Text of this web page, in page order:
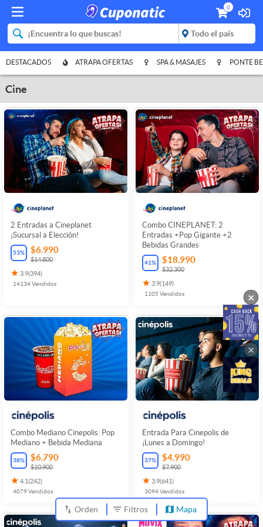
0
DESTACADOS ATRAPA OFERTAS SPA & MASAJES PONTE
Cine
2 Entradas a Cineplanet
¡Sucursal a Elección!
53% $6.990
$14.800
3.9(394)
14134Vendidos
Combo CINEPLANET: 2
Entradas +Pop Gigante +2
Bebidas Grandes
41% $18.990
$32.300
3.9(149)
1105 Vendidos
Combo Mediano Cinepolis: Pop
Mediano + Bebida Mediana
38% $6.790
$10.900
4.1(242)
4079Vendidos
Entrada Para Cinepolis de
¡Lunes a Domingo!
37% $4.990
$7.900
3.9(641)
3094Vendidos
Orden Filtros Mapa
×
×